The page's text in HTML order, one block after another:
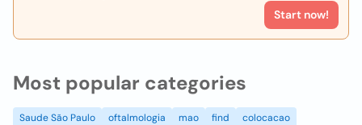
Start now!
Most popular categories
Saude São Paulo oftalmologia mao find
colocacao